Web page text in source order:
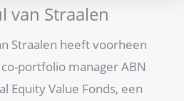
van Straalen
Straalen heeft voorheen
portfolio manager ABN
Equity Value Fonds, een